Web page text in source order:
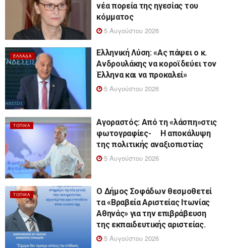
νέα πορεία της ηγεσίας του
κόμματος
5 Αυγούστου 2026
ΕΛΛΆΔΑ
Ελληνική Λύση: «Ας πάψει ο κ.
Ανδρουλάκης να κοροϊδεύει τον
Έλληνα και να προκαλεί»
5 Αυγούστου 2026
ΤΟΠΙΚΆ
Αγοραστός: Από τη «λάσπη»στις
φωτογραφίες- Η αποκάλυψη
της πολιτικής αναξιοπιστίας
5 Αυγούστου 2026
ΤΟΠΙΚΆ
Ο Δήμος Σοφάδων θεσμοθετεί
τα «Βραβεία Αριστείας Ιτωνίας
Αθηνάς» για την επιβράβευση
της εκπαιδευτικής αριστείας.
5 Αυγούστου 2026